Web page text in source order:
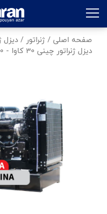
صفحه اصلی / ژنراتور / دیزل
دیزل ژنراتور چینی 30 کاوا - GF2-30